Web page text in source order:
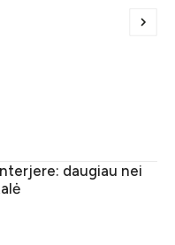
daugiau nei